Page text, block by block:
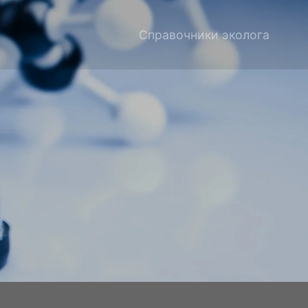
Справочники эколога